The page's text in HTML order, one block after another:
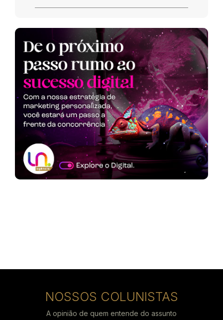
NOSSOS COLUNISTAS
A opinião de quem entende do assunto